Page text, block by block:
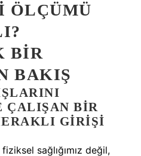
ÖLÇÜMÜ
BIR
BAKIŞ
ÇALIŞAN BIR
GIRIŞI
sağlığımız değil,